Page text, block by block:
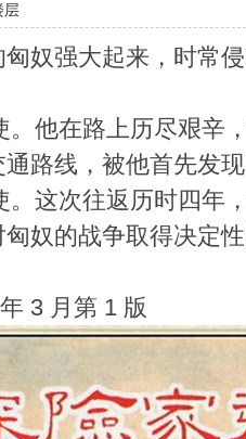
层
匈奴强大起来，时常
他在路上历尽艰辛
路线，被他首先发现
这次往返历时四年
奴的战争取得决定
3 月第 1 版